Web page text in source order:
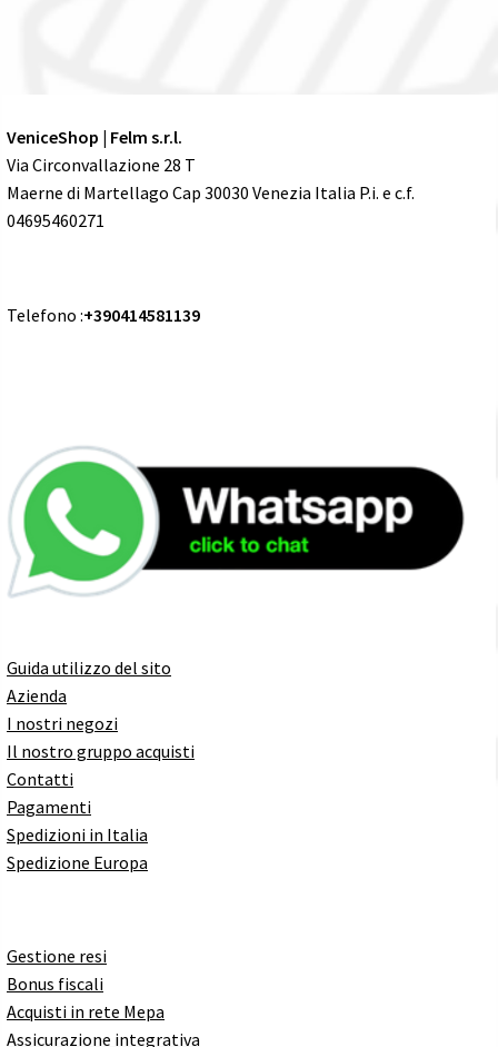
VeniceShop | Felm s.r.l.
Via Circonvallazione 28 T
Maerne di Martellago Cap 30030 Venezia Italia P.i. e c.f.
04695460271
Telefono :+390414581139
Guida utilizzo del sito
Azienda
I nostri negozi
Il nostro gruppo acquisti
Contatti
Pagamenti
Spedizioni in Italia
Spedizione Europa
Gestione resi
Bonus fiscali
Acquisti in rete Mepa
Assicurazione integrativa